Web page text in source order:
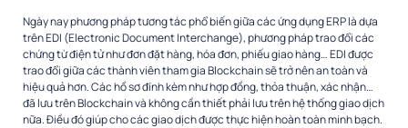
Ngày nay phương pháp tương tác phổ biến giữa các ứng dụng ERP là dựa
trên EDI (Electronic Document Interchange), phương pháp trao đổi các
chứng từ điện tử như đơn đặt hàng, hóa đơn, phiếu giao hàng… EDI được
trao đổi giữa các thành viên tham gia Blockchain sẽ trở nên an toàn và
hiệu quả hơn. Các hồ sơ đính kèm như hợp đồng, thỏa thuận, xác nhận…
đã lưu trên Blockchain và không cần thiết phải lưu trên hệ thống giao dịch
nữa. Điều đó giúp cho các giao dịch được thực hiện hoàn toàn minh bạch.